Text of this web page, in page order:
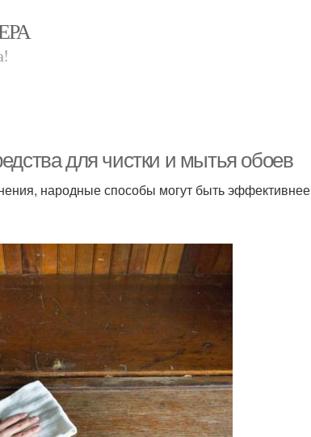
для чистки и мытья обоев
народные способы могут быть эффективнее